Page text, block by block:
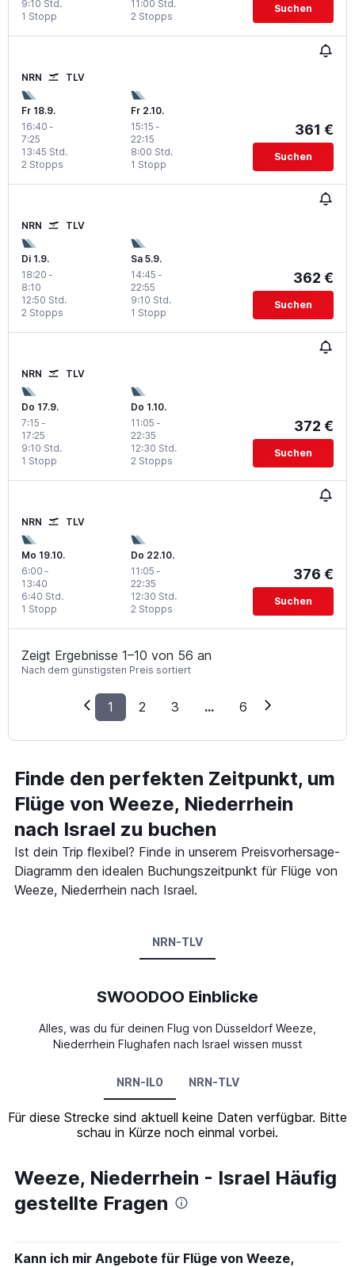
1 Stopp
9:10 Std.
2 Stopps
11:00 Std. Suchen
NRN TLV
Fr 18.9.
16:40 -
7:25
2 Stopps
13:45 Std.
Fr 2.10.
15:15 -
22:15
1 Stopp
8:00 Std.
361 €
Suchen
NRN TLV
Di 1.9.
18:20 -
8:10
2 Stopps
12:50 Std.
Sa 5.9.
14:45 -
22:55
1 Stopp
9:10 Std.
362 €
Suchen
NRN TLV
Do 17.9.
7:15 -
17:25
1 Stopp
9:10 Std.
Do 1.10.
11:05 -
22:35
2 Stopps
12:30 Std.
372 €
Suchen
NRN TLV
Mo 19.10.
6:00 -
13:40
1 Stopp
6:40 Std.
Do 22.10.
11:05 -
22:35
2 Stopps
12:30 Std.
376 €
Suchen
Zeigt Ergebnisse 1–10 von 56 an
Nach dem günstigsten Preis sortiert
1 2 3 ... 6
Finde den perfekten Zeitpunkt, um
Flüge von Weeze, Niederrhein
nach Israel zu buchen
Ist dein Trip flexibel? Finde in unserem Preisvorhersage-
Diagramm den idealen Buchungszeitpunkt für Flüge von
Weeze, Niederrhein nach Israel.
NRN-TLV
SWOODOO Einblicke
Alles, was du für deinen Flug von Düsseldorf Weeze,
Niederrhein Flughafen nach Israel wissen musst
NRN-IL0 NRN-TLV
Für diese Strecke sind aktuell keine Daten verfügbar. Bitte
schau in Kürze noch einmal vorbei.
Weeze, Niederrhein - Israel Häufig
gestellte Fragen
Kann ich mir Angebote für Flüge von Weeze,